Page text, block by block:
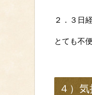
２．３日
とても不
４）